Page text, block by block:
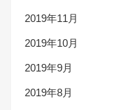
2019年11月
2019年10月
2019年9月
2019年8月